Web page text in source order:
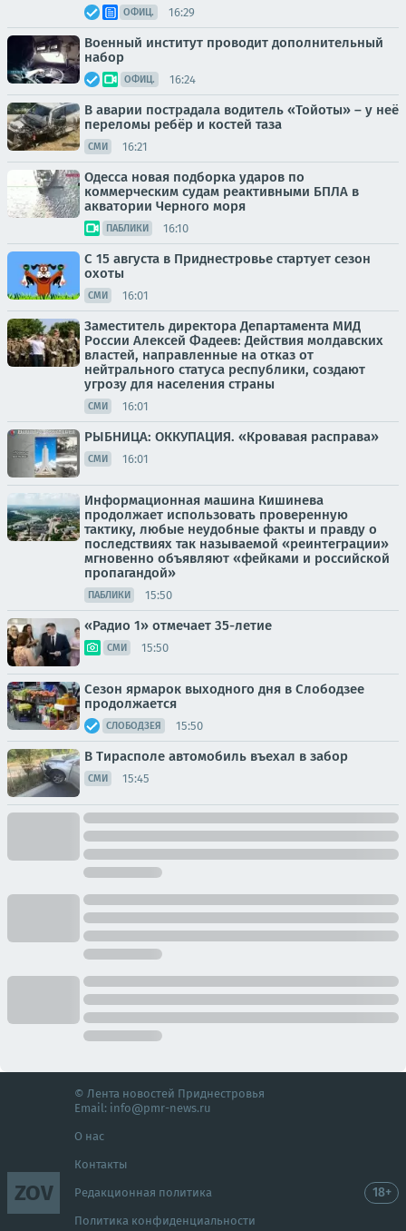
ОФИЦ. 16:29
Военный институт проводит дополнительный
набор
ОФИЦ. 16:24
В аварии пострадала водитель «Тойоты» – у неё
переломы ребёр и костей таза
СМИ 16:21
Одесса новая подборка ударов по
коммерческим судам реактивными БПЛА в
акватории Черного моря
ПАБЛИКИ 16:10
С 15 августа в Приднестровье стартует сезон
охоты
СМИ 16:01
Заместитель директора Департамента МИД
России Алексей Фадеев: Действия молдавских
властей, направленные на отказ от
нейтрального статуса республики, создают
угрозу для населения страны
СМИ 16:01
РЫБНИЦА: ОККУПАЦИЯ. «Кровавая расправа»
СМИ 16:01
Информационная машина Кишинева
продолжает использовать проверенную
тактику, любые неудобные факты и правду о
последствиях так называемой «реинтеграции»
мгновенно объявляют «фейками и российской
пропагандой»
ПАБЛИКИ 15:50
«Радио 1» отмечает 35-летие
СМИ 15:50
Сезон ярмарок выходного дня в Слободзее
продолжается
СЛОБОДЗЕЯ 15:50
В Тирасполе автомобиль въехал в забор
СМИ 15:45
ZOV
© Лента новостей Приднестровья
Email: info@pmr-news.ru
О нас
Контакты
Редакционная политика
Политика конфиденциальности
18+